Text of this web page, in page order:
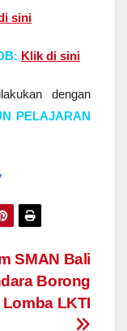
sini
Klik di sini
dengan
PELAJARAN
SMAN Bali
Borong
LKTI